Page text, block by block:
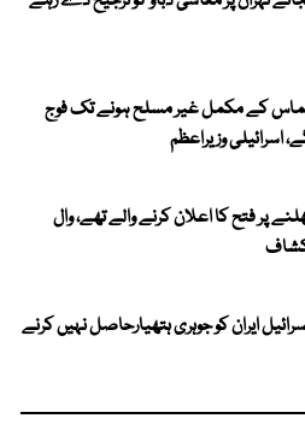
کے مکمل غیر مسلح ہونے تک فوج
اسرائیلی وزیراعظم
پر فتح کا اعلان کرنے والے تھے، وال
ایران کو جوہری ہتھیارحاصل نہیں کرنے